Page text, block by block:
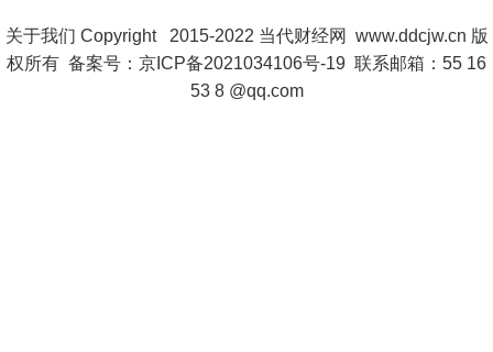
关于我们 Copyright 2015-2022 当代财经网
www.ddcjw.cn 版
权所有 备案号： 京ICP备2021034106号-19 联系邮箱：55 16
53 8 @qq.com